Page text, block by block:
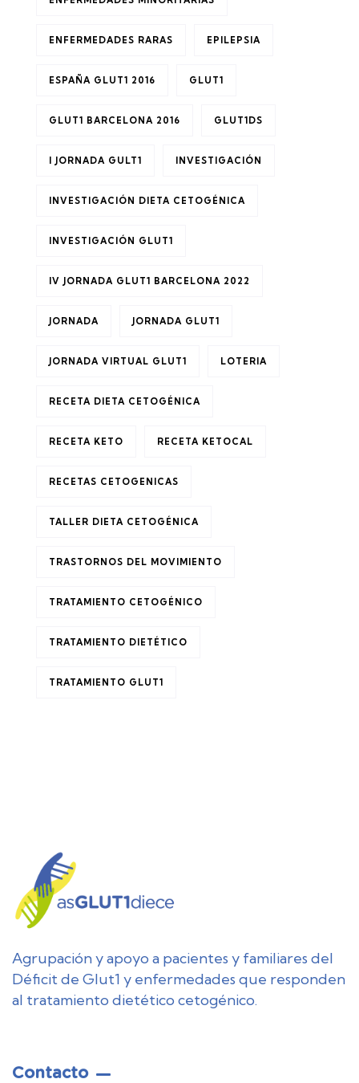
ENFERMEDADES RARAS EPILEPSIA
ESPAÑA GLUT1 2016 GLUT1
GLUT1 BARCELONA 2016 GLUT1DS
I JORNADA GULT1 INVESTIGACIÓN
INVESTIGACIÓN DIETA CETOGÉNICA
INVESTIGACIÓN GLUT1
IV JORNADA GLUT1 BARCELONA 2022
JORNADA JORNADA GLUT1
JORNADA VIRTUAL GLUT1 LOTERIA
RECETA DIETA CETOGÉNICA
RECETA KETO RECETA KETOCAL
RECETAS CETOGENICAS
TALLER DIETA CETOGÉNICA
TRASTORNOS DEL MOVIMIENTO
TRATAMIENTO CETOGÉNICO
TRATAMIENTO DIETÉTICO
TRATAMIENTO GLUT1
Agrupación y apoyo a pacientes y familiares del
Déficit de Glut1 y enfermedades que responden
al tratamiento dietético cetogénico.
Contacto